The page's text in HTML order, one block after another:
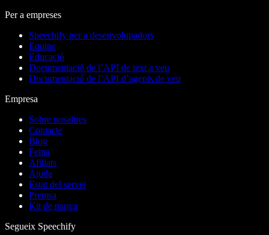
Per a empreses
Speechify per a desenvolupadors
Equips
Educació
Documentació de l’API de text a veu
Documentació de l’API d’agents de veu
Empresa
Sobre nosaltres
Contacte
Blog
Feina
Afiliats
Ajuda
Estat del servei
Premsa
Kit de marca
Segueix Speechify